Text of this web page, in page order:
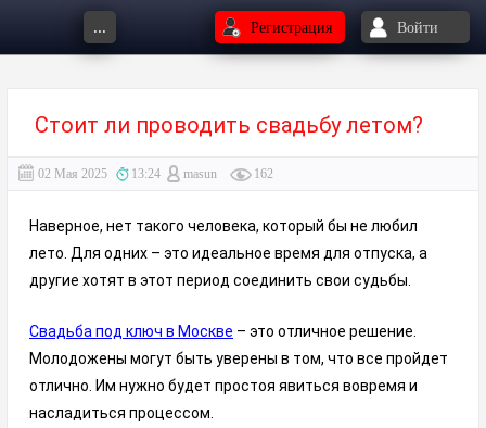
... Регистрация Войти
Стоит ли проводить свадьбу летом?
02 Мая 2025 13:24 masun 162
Наверное, нет такого человека, который бы не любил
лето. Для одних – это идеальное время для отпуска, а
другие хотят в этот период соединить свои судьбы.
Свадьба под ключ в Москве – это отличное решение.
Молодожены могут быть уверены в том, что все пройдет
отлично. Им нужно будет простоя явиться вовремя и
насладиться процессом.